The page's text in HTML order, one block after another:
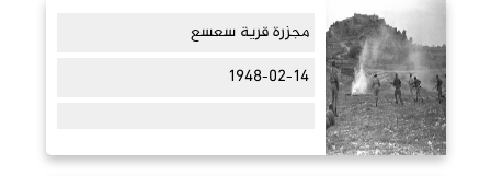
مجزرة قرية سعسع
1948-02-14